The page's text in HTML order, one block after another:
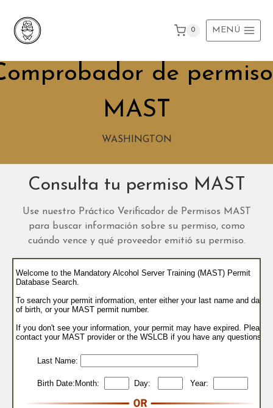
contenido
0 MENÚ
de
MAST
WASHINGTON
Consulta tu permiso MAST
Use nuestro Práctico Verificador de Permisos MAST
para buscar información sobre su permiso, como
cuándo vence y qué proveedor emitió su permiso.